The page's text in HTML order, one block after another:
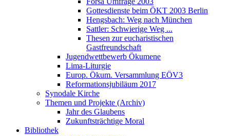
Gottesdienste beim ÖKT 2003 Berlin
Hengsbach: Weg nach München
Sattler: Schwierige Weg ...
Thesen zur eucharistischen
Gastfreundschaft
Jugendwettbewerb Ökumene
Lima-Liturgie
Europ. Ökum. Versammlung EÖV3
Reformationsjubiläum 2017
Synodale Kirche
Themen und Projekte (Archiv)
Jahr des Glaubens
Zukunftsträchtige Moral
Bibliothek